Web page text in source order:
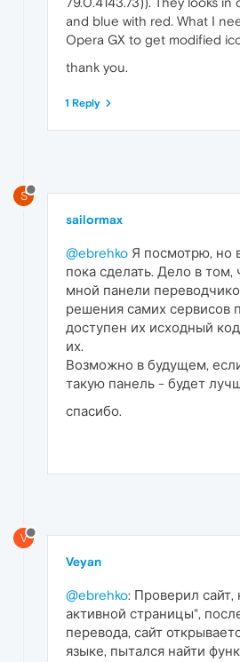
and blue with red. What I
Opera GX to get modified
thank you.
1 Reply
S
sailormax
@ebrehko Я посмотрю, но
пока сделать. Дело в том,
мной панели
решения самих сервисов
доступен их исходный
их.
Возможно в будущем,
такую панель - будет
спасибо.
V
Veyan
@ebrehko: Проверил сайт,
активной страницы",
перевода, сайт
языке, пытался найти